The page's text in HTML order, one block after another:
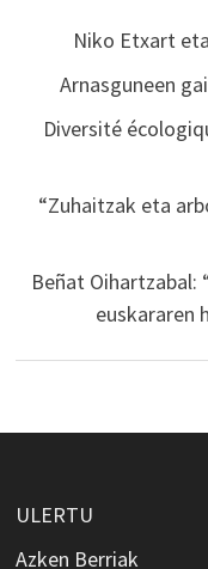
Niko Etxart
Arnasguneen
Diversité
“Zuhaitzak eta
Beñat Oihartzabal:
euskararen
ULERTU
Azken Berriak